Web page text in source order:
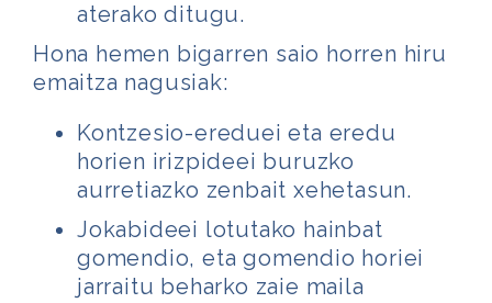
aterako ditugu.
Hona hemen bigarren saio horren hiru
emaitza nagusiak:
Kontzesio-ereduei eta eredu
horien irizpideei buruzko
aurretiazko zenbait xehetasun.
Jokabideei lotutako hainbat
gomendio, eta gomendio horiei
jarraitu beharko zaie maila